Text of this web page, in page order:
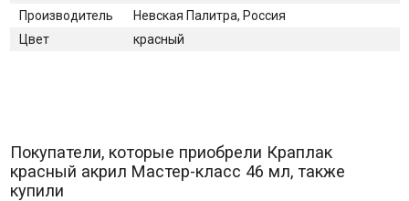
Производитель
Невская Палитра, Россия
Цвет
красный
Покупатели, которые приобрели Краплак
красный акрил Мастер-класс 46 мл, также
купили